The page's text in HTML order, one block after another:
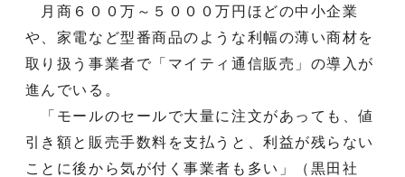
月商６００万～５０００万円ほどの中小企業
や、家電など型番商品のような利幅の薄い商材を
取り扱う事業者で「マイティ通信販売」の導入が
進んでいる。
「モールのセールで大量に注文があっても、値
引き額と販売手数料を支払うと、利益が残らない
ことに後から気が付く事業者も多い」（黒田社